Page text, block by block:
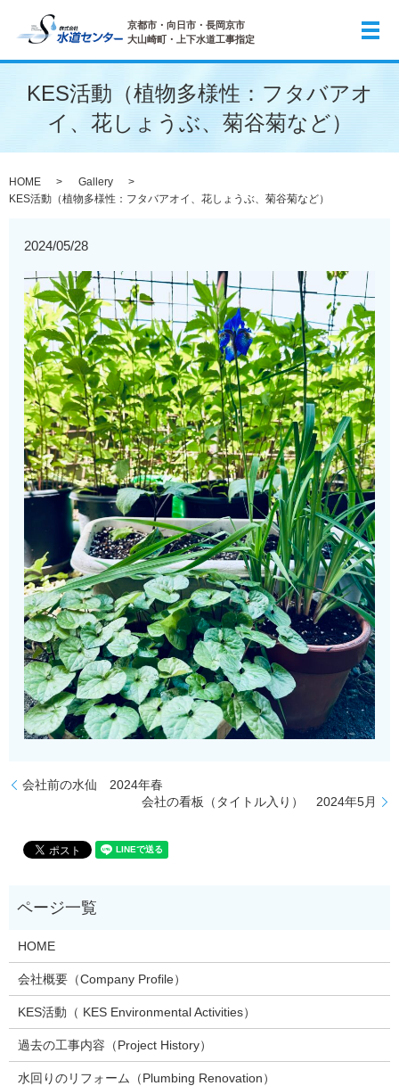
京都市・向日市・長岡京市
大山崎町・上下水道工事指定
メ
KES活動（植物多様性：フタバアオ
イ、花しょうぶ、菊谷菊など）
HOME
Gallery
KES活動（植物多様性：フタバアオイ、花しょうぶ、菊谷菊など）
2024/05/28
会社前の水仙 2024年春
会社の看板（タイトル入り） 2024年5月
HOME
会社概要（Company Profile）
KES活動（ KES Environmental Activities）
過去の工事内容（Project History）
水回りのリフォーム（Plumbing Renovation）